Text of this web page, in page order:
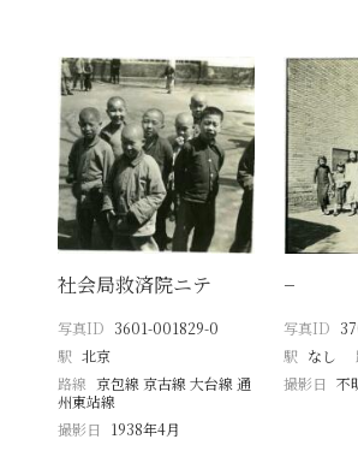
社会局救済院ニテ
写真ID 3601-001829-0
駅 北京
路線 京包線 京古線 大台線 通
州東站線
撮影日
1938年4月
−
写真ID
駅 なし
撮影日 不